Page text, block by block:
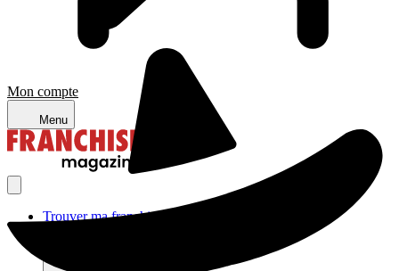
Mon compte
Menu
Trouver ma franchise